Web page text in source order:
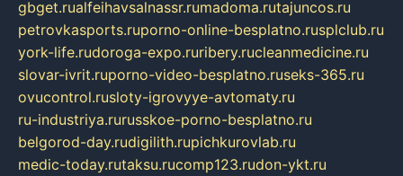
gbget.rualfeihavsalnassr.rumadoma.rutajuncos.ru
petrovkasports.ruporno-online-besplatno.rusplclub.ru
york-life.rudoroga-expo.ruribery.rucleanmedicine.ru
slovar-ivrit.ruporno-video-besplatno.ruseks-365.ru
ovucontrol.rusloty-igrovyye-avtomaty.ru
ru-industriya.rurusskoe-porno-besplatno.ru
belgorod-day.rudigilith.rupichkurovlab.ru
medic-today.rutaksu.rucomp123.rudon-ykt.ru